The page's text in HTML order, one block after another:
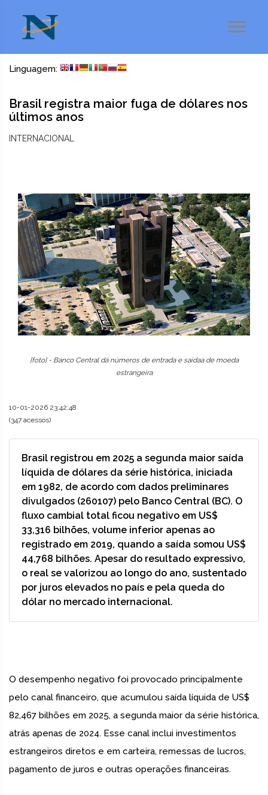
Linguagem:
Brasil registra maior fuga de dólares nos
últimos anos
INTERNACIONAL
[foto] - Banco Central dá números de entrada e saídaa de moeda
estrangeira
10-01-2026 23:42:48
(347 acessos)
Brasil registrou em 2025 a segunda maior saída
líquida de dólares da série histórica, iniciada
em 1982, de acordo com dados preliminares
divulgados (260107) pelo Banco Central (BC). O
fluxo cambial total ficou negativo em US$
33,316 bilhões, volume inferior apenas ao
registrado em 2019, quando a saída somou US$
44,768 bilhões. Apesar do resultado expressivo,
o real se valorizou ao longo do ano, sustentado
por juros elevados no país e pela queda do
dólar no mercado internacional.
O desempenho negativo foi provocado principalmente
pelo canal financeiro, que acumulou saída líquida de US$
82,467 bilhões em 2025, a segunda maior da série histórica,
atrás apenas de 2024. Esse canal inclui investimentos
estrangeiros diretos e em carteira, remessas de lucros,
pagamento de juros e outras operações financeiras.